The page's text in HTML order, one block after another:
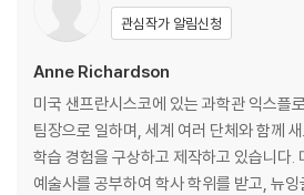
관심작가 알림신청
Anne Richardson
미국 샌프란시스코에 있는 과학관 익스플
팀장으로 일하며, 세계 여러 단체와 함께
학습 경험을 구상하고 제작하고 있습니다.
예술사를 공부하여 학사 학위를 받고, 뉴